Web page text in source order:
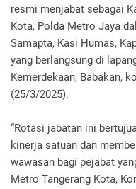
resmi menjabat sebagai
Kota, Polda Metro Jaya
Samapta, Kasi Humas,
yang berlangsung di
Kemerdekaan, Babakan,
(25/3/2025).
“Rotasi jabatan ini
kinerja satuan dan
wawasan bagi pejabat
Metro Tangerang Kota,